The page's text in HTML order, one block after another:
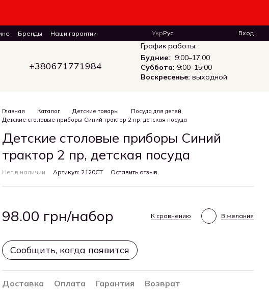
Бренды
Наши гарантии
УкрРус Вход
+380671771984
График работы:
Будние:
9:00–17:00
Суббота: 9:00–15:00
Воскресенье: выходной
Главная Каталог Детские товары
Посуда для детей
Детские столовые приборы Синий трактор 2 пр, детская посуда
Детские столовые приборы Синий
трактор 2 пр, детская посуда
Нет в наличии Артикул: 2120СТ Оставить отзыв
98.00 грн/набор К сравнению В желания
Сообщить, когда появится
Доставка Оплата Гарантия Возврат